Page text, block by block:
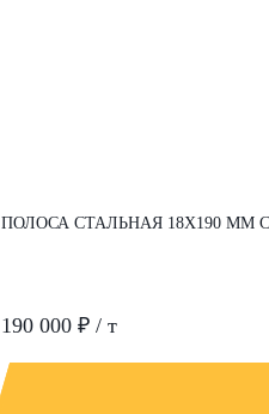
ПОЛОСА СТАЛЬНАЯ 18Х190 ММ
190 000 ₽ / т